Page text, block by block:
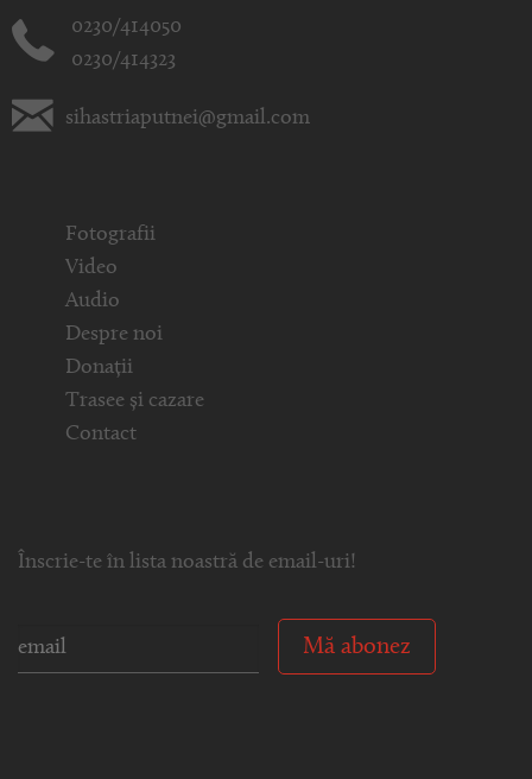
0230/414050
0230/414323
sihastriaputnei@gmail.com
Fotografii
Video
Audio
Despre noi
Donații
Trasee și cazare
Contact
Înscrie-te în lista noastră de email-uri!
Mă abonez